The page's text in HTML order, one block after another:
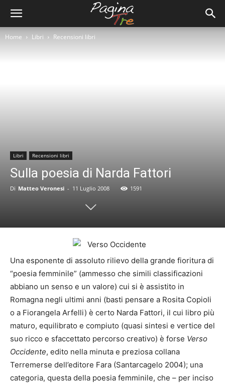
Home Libri Recensioni libri
Libri Recensioni libri
Sulla poesia di Narda Fattori
Di Matteo Veronesi - 11 Luglio 2008 1591
Una esponente di assoluto rilievo della grande fioritura di
“poesia femminile” (ammesso che simili classificazioni
abbiano un senso e un valore) cui si è assistito in
Romagna negli ultimi anni (basti pensare a Rosita Copioli
o a Fiorangela Arfelli) è certo Narda Fattori, il cui libro più
maturo, equilibrato e compiuto (quasi sintesi e vertice del
suo ricco e sfaccettato percorso creativo) è forse Verso
Occidente, edito nella minuta e preziosa collana
Terremerse dell’editore Fara (Santarcagelo 2004); una
categoria, questa della poesia femminile, che – per inciso